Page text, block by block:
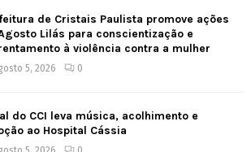
de Cristais Paulista promove ações
Lilás para conscientização e
à violência contra a mulher
5, 2026 0
do CCI leva música, acolhimento e
ao Hospital Cássia